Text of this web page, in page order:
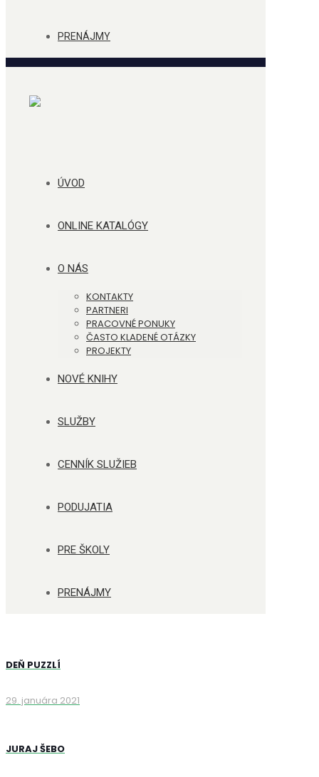
PRENÁJMY
ÚVOD
ONLINE KATALÓGY
O NÁS
KONTAKTY
PARTNERI
PRACOVNÉ PONUKY
ČASTO KLADENÉ OTÁZKY
PROJEKTY
NOVÉ KNIHY
SLUŽBY
CENNÍK SLUŽIEB
PODUJATIA
PRE ŠKOLY
PRENÁJMY
DEŇ PUZZLÍ
29. januára 2021
JURAJ ŠEBO